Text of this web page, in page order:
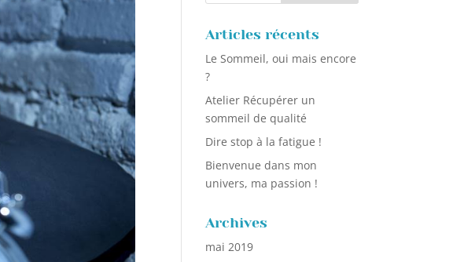
Articles récents
Le Sommeil, oui mais encore
?
Atelier Récupérer un
sommeil de qualité
Dire stop à la fatigue !
Bienvenue dans mon
univers, ma passion !
Archives
mai 2019